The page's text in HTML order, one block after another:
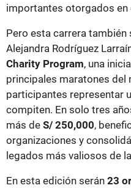
importantes otorgados en
Pero esta carrera también
Alejandra Rodríguez
Charity Program, una
principales maratones del
participantes representar
compiten. En solo tres
más de S/ 250,000,
organizaciones y
legados más valiosos de
En esta edición serán 23